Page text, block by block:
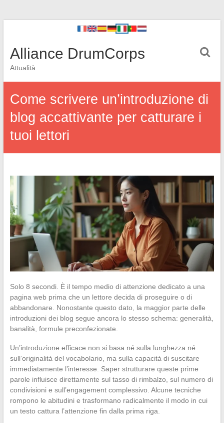
Alliance DrumCorps
Attualità
Come scrivere un’introduzione di
blog accattivante per catturare i
tuoi lettori
Solo 8 secondi. È il tempo medio di attenzione dedicato a una
pagina web prima che un lettore decida di proseguire o di
abbandonare. Nonostante questo dato, la maggior parte delle
introduzioni dei blog segue ancora lo stesso schema: generalità,
banalità, formule preconfezionate.
Un’introduzione efficace non si basa né sulla lunghezza né
sull’originalità del vocabolario, ma sulla capacità di suscitare
immediatamente l’interesse. Saper strutturare queste prime
parole influisce direttamente sul tasso di rimbalzo, sul numero di
condivisioni e sull’engagement complessivo. Alcune tecniche
rompono le abitudini e trasformano radicalmente il modo in cui
un testo cattura l’attenzione fin dalla prima riga.